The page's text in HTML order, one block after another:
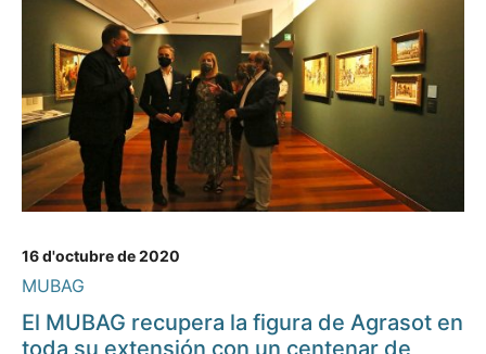
16 d'octubre de 2020
MUBAG
El MUBAG recupera la figura de Agrasot en